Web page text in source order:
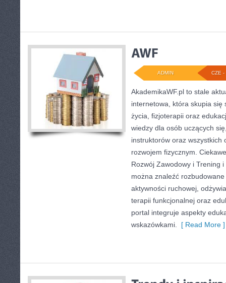
CZE -
ADMIN
AkademikaWF.pl to stale
internetowa, która skupia się
życia, fizjoterapii oraz
wiedzy dla osób uczących
instruktorów oraz wszystkich
rozwojem fizycznym.
Rozwój Zawodowy i Trening
można znaleźć
aktywności ruchowej,
terapii funkcjonalnej oraz
portal integruje aspekty
wskazówkami.
[ Read More ]